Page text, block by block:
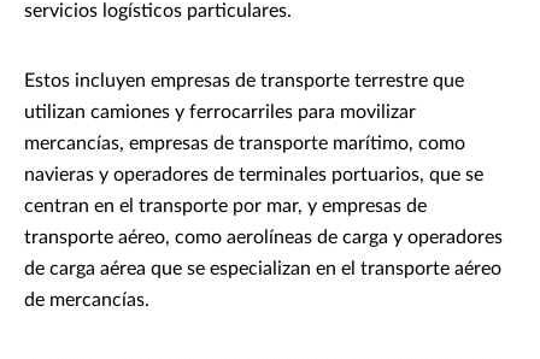
servicios logísticos particulares.
Estos incluyen empresas de transporte terrestre que
utilizan camiones y ferrocarriles para movilizar
mercancías, empresas de transporte marítimo, como
navieras y operadores de terminales portuarios, que se
centran en el transporte por mar, y empresas de
transporte aéreo, como aerolíneas de carga y operadores
de carga aérea que se especializan en el transporte aéreo
de mercancías.